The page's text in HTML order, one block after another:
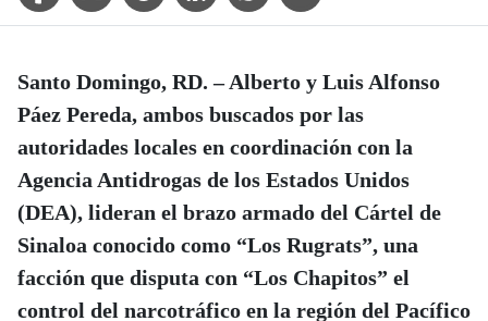
Santo Domingo, RD. – Alberto y Luis Alfonso
Páez Pereda, ambos buscados por las
autoridades locales en coordinación con la
Agencia Antidrogas de los Estados Unidos
(DEA), lideran el brazo armado del Cártel de
Sinaloa conocido como “Los Rugrats”, una
facción que disputa con “Los Chapitos” el
control del narcotráfico en la región del Pacífico